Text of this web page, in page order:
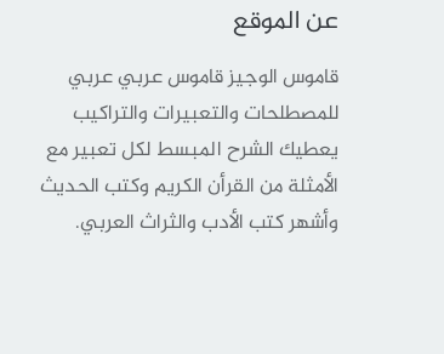
عن الموقع
قاموس الوجيز قاموس عربي عربي
للمصطلحات والتعبيرات والتراكيب
يعطيك الشرح المبسط لكل تعبير مع
الأمثلة من القرأن الكريم وكتب الحديث
وأشهر كتب الأدب والثراث العربي.